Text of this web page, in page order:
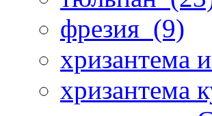
фрезия (9)
хризантема
хризантема